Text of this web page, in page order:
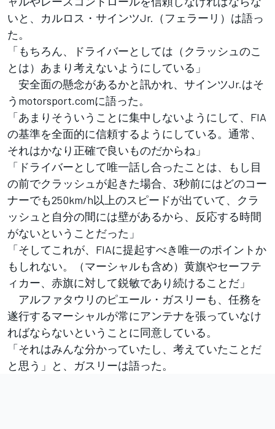
いと、カルロス・サインツJr.（フェラーリ）は語っ
た。
「もちろん、ドライバーとしては（クラッシュのこ
とは）あまり考えないようにしている」
安全面の懸念があるかと訊かれ、サインツJr.はそ
うmotorsport.comに語った。
「あまりそういうことに集中しないようにして、FIA
の基準を全面的に信頼するようにしている。通常、
それはかなり正確で良いものだからね」
「ドライバーとして唯一話し合ったことは、もし目
の前でクラッシュが起きた場合、3秒前にはどのコー
ナーでも250km/h以上のスピードが出ていて、クラ
ッシュと自分の間には壁があるから、反応する時間
がないということだった」
「そしてこれが、FIAに提起すべき唯一のポイントか
もしれない。（マーシャルも含め）黄旗やセーフテ
ィカー、赤旗に対して鋭敏であり続けることだ」
アルファタウリのピエール・ガスリーも、任務を
遂行するマーシャルが常にアンテナを張っていなけ
ればならないということに同意している。
「それはみんな分かっていたし、考えていたことだ
と思う」と、ガスリーは語った。